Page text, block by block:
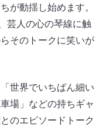
が動揺し始めます。
芸人の心の琴線に触
そのトークに笑いが
世界でいちばん細い
場」などの持ちギャ
のエピソードトーク